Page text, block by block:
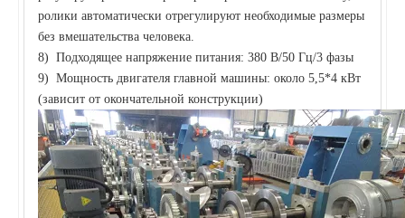
ролики автоматически отрегулируют необходимые размеры
без вмешательства человека.
8) Подходящее напряжение питания: 380 В/50 Гц/3 фазы
9) Мощность двигателя главной машины: около 5,5*4 кВт
(зависит от окончательной конструкции)